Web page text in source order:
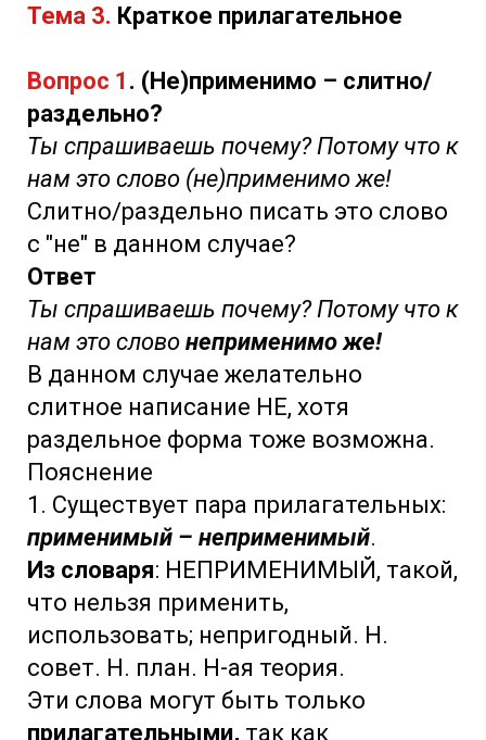
Тема 3. Краткое прилагательное
Вопрос 1 . (Не)применимо – слитно/
раздельно?
Ты спрашиваешь почему? Потому что к
нам это слово (не)применимо же!
Слитно/раздельно писать это слово
с "не" в данном случае?
Ответ
Ты спрашиваешь почему? Потому что к
нам это слово неприменимо же!
В данном случае желательно
слитное написание НЕ, хотя
раздельное форма тоже возможна.
Пояснение
1. Существует пара прилагательных:
применимый – неприменимый.
Из словаря: НЕПРИМЕНИМЫЙ, такой,
что нельзя применить,
использовать; непригодный. Н.
совет. Н. план. Н-ая теория.
Эти слова могут быть только
прилагательными, так как